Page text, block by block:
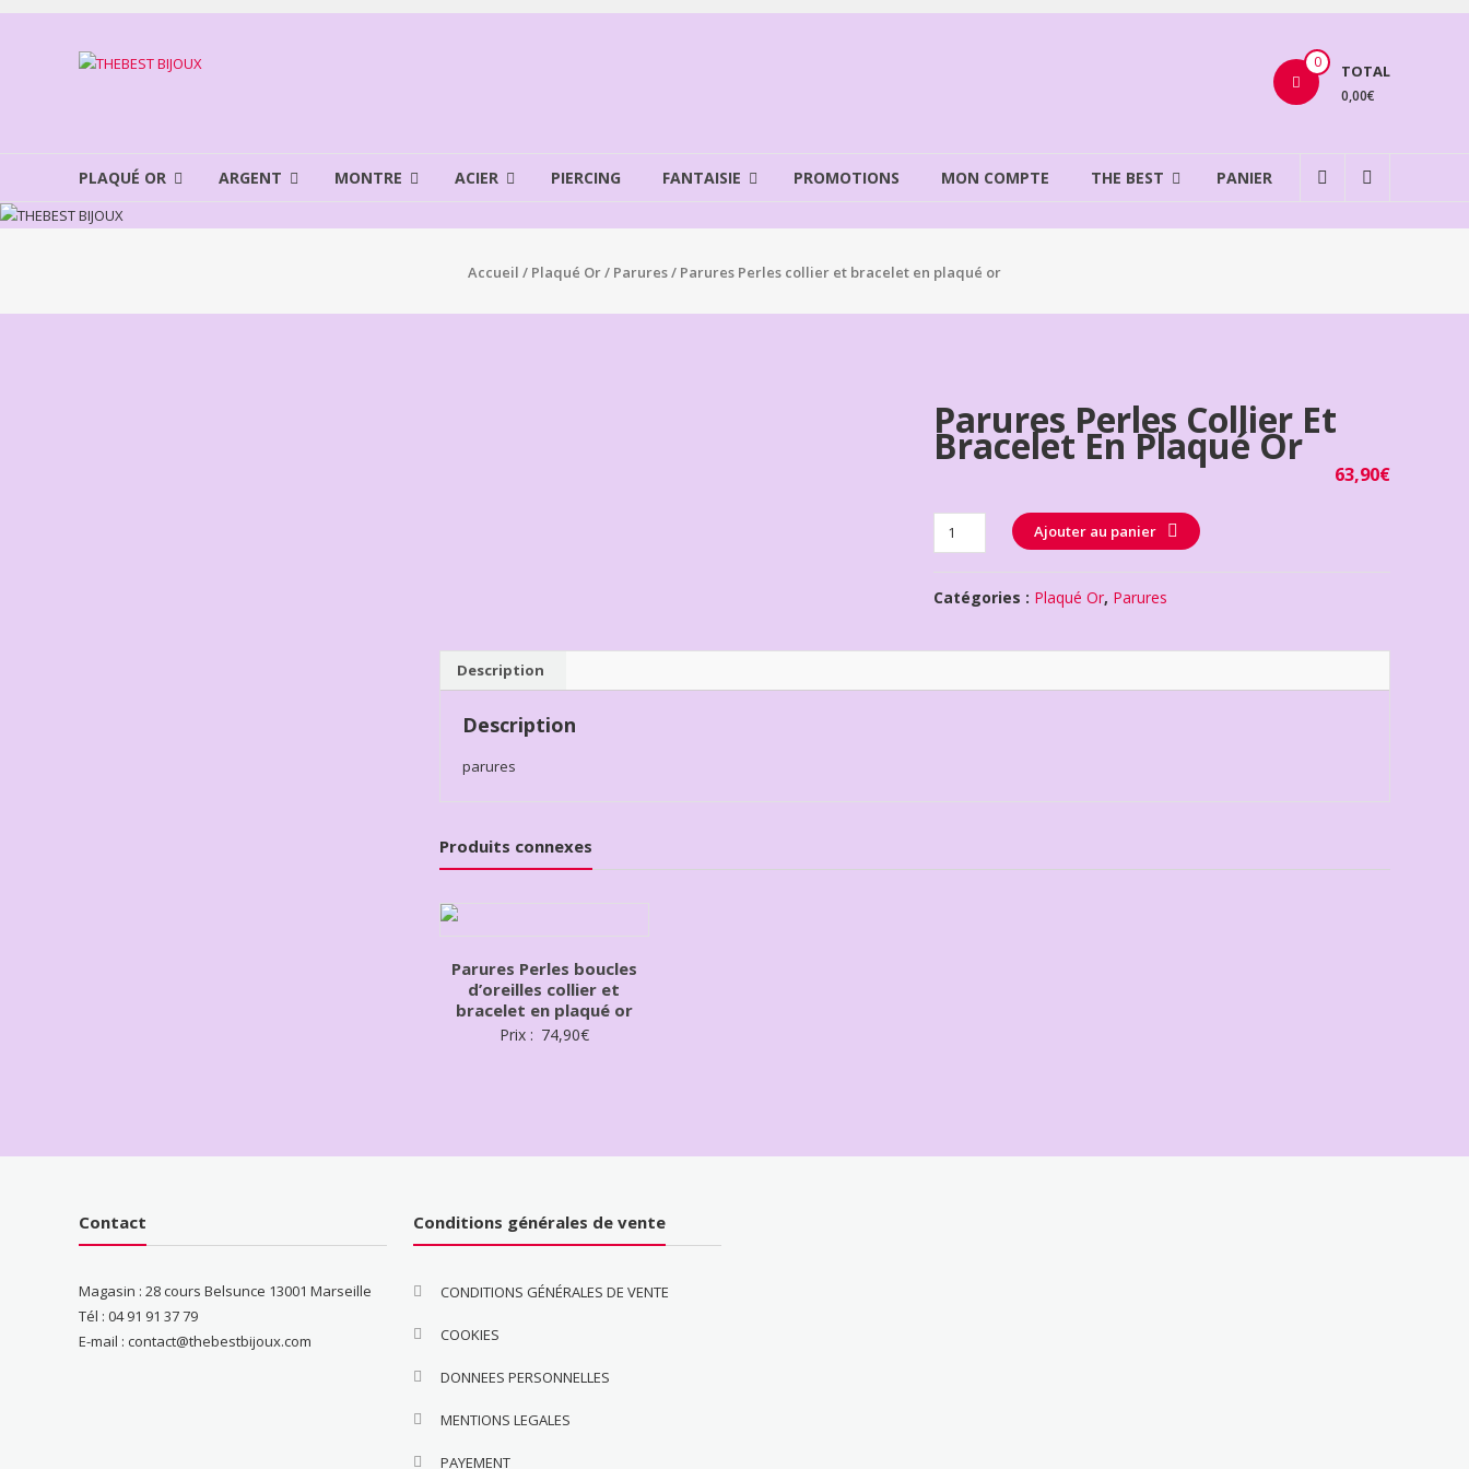
Aller
THEBEST
BIJOUX
0 TOTAL
0,00€
PLAQUÉ OR ARGENT MONTRE ACIER PIERCING FANTAISIE PROMOTIONS MON COMPTE THE BEST PANIER
Accueil / Plaqué Or/ Parures/ Parures Perles collier et bracelet en plaqué or
Parures Perles Collier Et
Bracelet En Plaqué Or
63,90€
Quantité Ajouter au panier
Catégories : Plaqué Or, Parures
Description
Description
parures
Produits connexes
Parures Perles boucles
d’oreilles collier et
bracelet en plaqué or
Prix : 74,90€
Contact
Magasin : 28 cours Belsunce 13001 Marseille
Tél : 04 91 91 37 79
E-mail : contact@thebestbijoux.com
Conditions générales de vente
CONDITIONS GÉNÉRALES DE VENTE
COOKIES
DONNEES PERSONNELLES
MENTIONS LEGALES
PAYEMENT